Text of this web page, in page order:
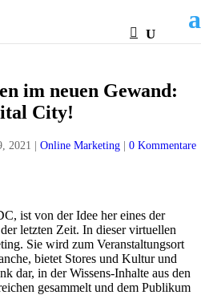
im neuen Gewand:
City!
2021 Online Marketing 0 Kommentare
ist von der Idee her eines der
letzten Zeit. In dieser virtuellen
Sie wird zum Veranstaltungsort
bietet Stores und Kultur und
dar, in der Wissens-Inhalte aus den
gesammelt und dem Publikum